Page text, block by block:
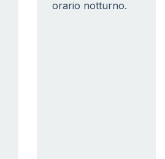
orario notturno.